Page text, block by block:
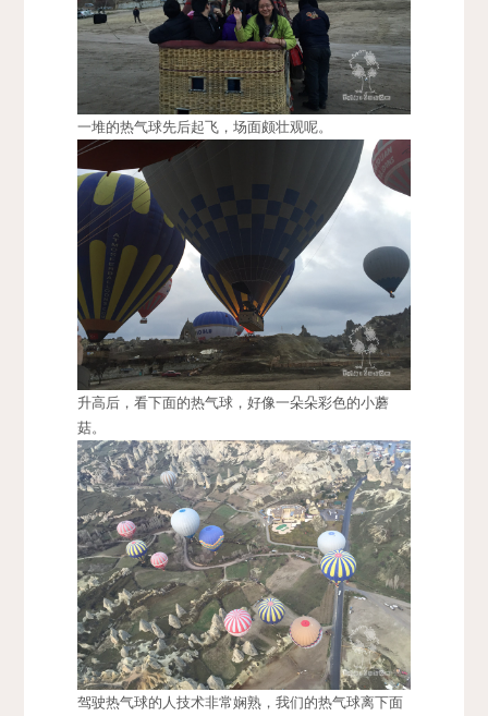
一堆的热气球先后起飞，场面颇壮观呢。
升高后，看下面的热气球，好像一朵朵彩色的小蘑
菇。
驾驶热气球的人技术非常娴熟，我们的热气球离下面